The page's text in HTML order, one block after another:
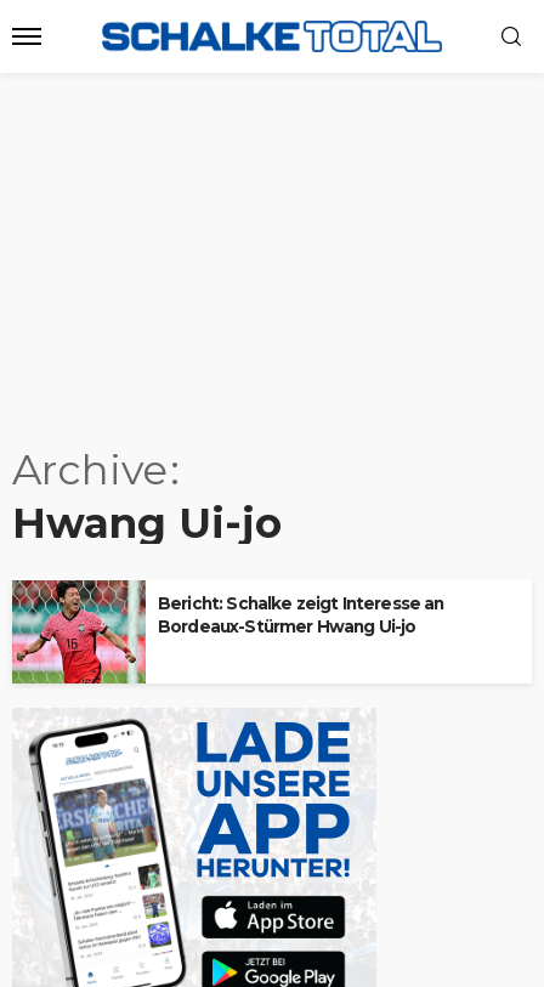
Archive
Hwang Ui-jo
Bericht: Schalke zeigt Interesse an
Bordeaux-Stürmer Hwang Ui-jo